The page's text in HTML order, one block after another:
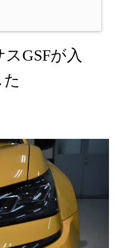
GSFが入